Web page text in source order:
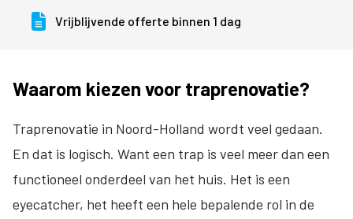
Vrijblijvende offerte binnen 1 dag
Waarom kiezen voor traprenovatie?
Traprenovatie in Noord-Holland wordt veel gedaan.
En dat is logisch. Want een trap is veel meer dan een
functioneel onderdeel van het huis. Het is een
eyecatcher, het heeft een hele bepalende rol in de